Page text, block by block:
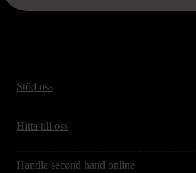
Stöd oss
Hitta till oss
Handla second hand online